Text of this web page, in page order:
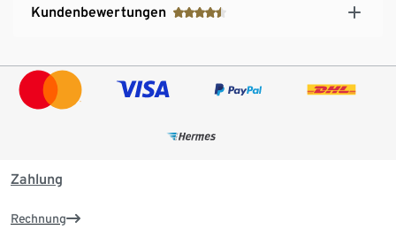
Kundenbewertungen
Zahlung
Rechnung